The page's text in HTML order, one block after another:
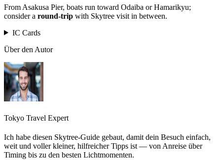
From Asakusa Pier, boats run toward Odaiba or Hamarikyu;
consider a round-trip with Skytree visit in between.
IC Cards
Über den Autor
Tokyo Travel Expert
Ich habe diesen Skytree‑Guide gebaut, damit dein Besuch einfach,
weit und voller kleiner, hilfreicher Tipps ist — von Anreise über
Timing bis zu den besten Lichtmomenten.